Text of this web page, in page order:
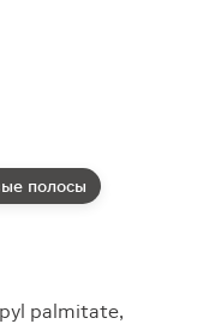
полосы
palmitate,